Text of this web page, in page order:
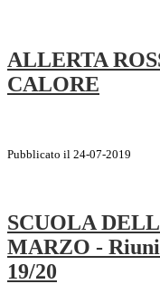
ALLERTA
CALORE
Pubblicato il 24-07-2019
SCUOLA
MARZO -
19/20